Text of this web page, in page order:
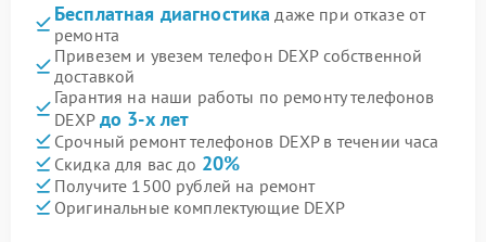
Бесплатная диагностика даже при отказе от
ремонта
Привезем и увезем телефон DEXP собственной
доставкой
Гарантия на наши работы по ремонту телефонов
DEXP до 3-х лет
Срочный ремонт телефонов DEXP в течении часа
Скидка для вас до 20%
Получите 1500 рублей на ремонт
Оригинальные комплектующие DEXP